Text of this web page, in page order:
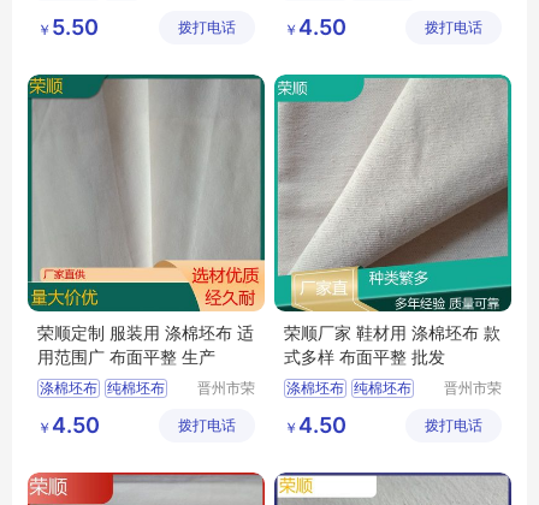
平纹坯布
有限公司
￥ 5.50 拨打电话
平纹坯布
限公司
￥ 4.50 拨打电话
荣顺定制 服装用 涤棉坯布 适
用范围广 布面平整 生产
涤棉坯布 纯棉坯布
涤棉起绒布
平纹坯布
晋州市荣
限公司
￥ 4.50 拨打电话
荣顺厂家 鞋材用 涤棉坯布 款
式多样 布面平整 批发
涤棉坯布 纯棉坯布
平纹坯布
晋州市荣
限公司
￥ 4.50 拨打电话